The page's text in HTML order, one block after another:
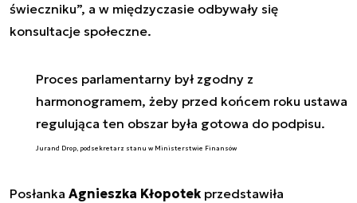
świeczniku”, a w międzyczasie odbywały się
konsultacje społeczne.
Proces parlamentarny był zgodny z
harmonogramem, żeby przed końcem roku ustawa
regulująca ten obszar była gotowa do podpisu.
Jurand Drop, podsekretarz stanu w Ministerstwie Finansów
Posłanka Agnieszka Kłopotek przedstawiła